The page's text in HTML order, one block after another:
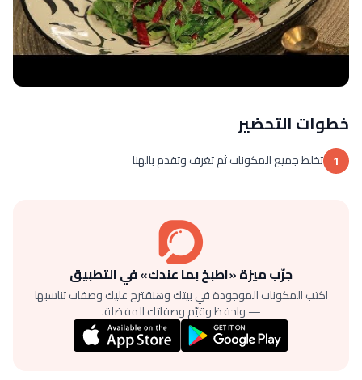
خطوات التحضير
1 تخلط جميع المكونات ثم تغرف وتقدم بالهنا
جرّب ميزة «اطبخ بما عندك» في التطبيق
اكتب المكونات الموجودة في بيتك وهنقترح عليك وصفات تناسبها
— واحفظ وقيّم وصفاتك المفضلة.